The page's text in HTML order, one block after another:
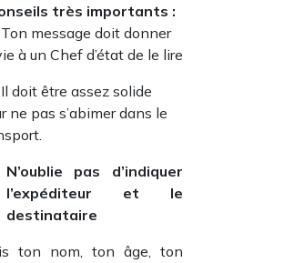
très importants :
Ton message doit donner
à un Chef d’état de le lire
doit être assez solide
ne pas s’abimer dans le
N’oublie pas d’indiquer
l’expéditeur et le
destinataire
ton nom, ton âge, ton